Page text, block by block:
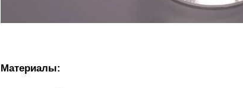
Материалы: